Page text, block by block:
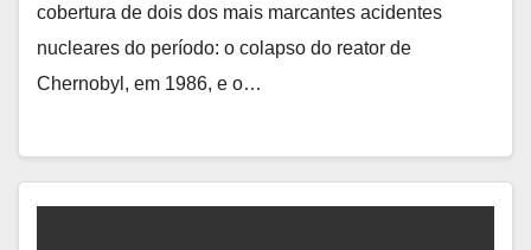
cobertura de dois dos mais marcantes acidentes
nucleares do período: o colapso do reator de
Chernobyl, em 1986, e o…